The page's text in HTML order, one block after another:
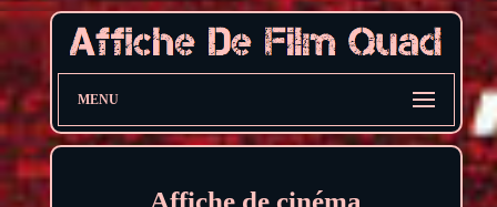
MENU
Affiche de cinéma